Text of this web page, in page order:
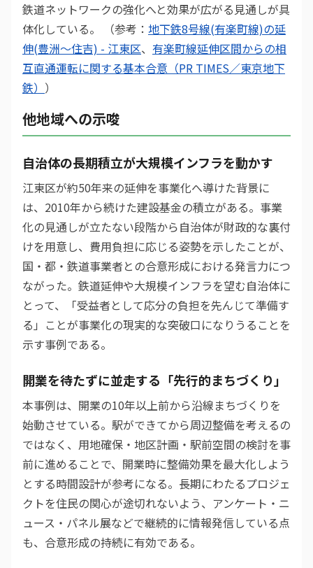
鉄道ネットワークの強化へと効果が広がる見通しが具
体化している。 （参考： 地下鉄8号線(有楽町線)の延
伸(豊洲～住吉) - 江東区、 有楽町線延伸区間からの相
互直通運転に関する基本合意（PR TIMES／東京地下
鉄） ）
他地域への示唆
自治体の長期積立が大規模インフラを動かす
江東区が約50年来の延伸を事業化へ導けた背景に
は、2010年から続けた建設基金の積立がある。事業
化の見通しが立たない段階から自治体が財政的な裏付
けを用意し、費用負担に応じる姿勢を示したことが、
国・都・鉄道事業者との合意形成における発言力につ
ながった。鉄道延伸や大規模インフラを望む自治体に
とって、「受益者として応分の負担を先んじて準備す
る」ことが事業化の現実的な突破口になりうることを
示す事例である。
開業を待たずに並走する「先行的まちづくり」
本事例は、開業の10年以上前から沿線まちづくりを
始動させている。駅ができてから周辺整備を考えるの
ではなく、用地確保・地区計画・駅前空間の検討を事
前に進めることで、開業時に整備効果を最大化しよう
とする時間設計が参考になる。長期にわたるプロジェ
クトを住民の関心が途切れないよう、アンケート・ニ
ュース・パネル展などで継続的に情報発信している点
も、合意形成の持続に有効である。